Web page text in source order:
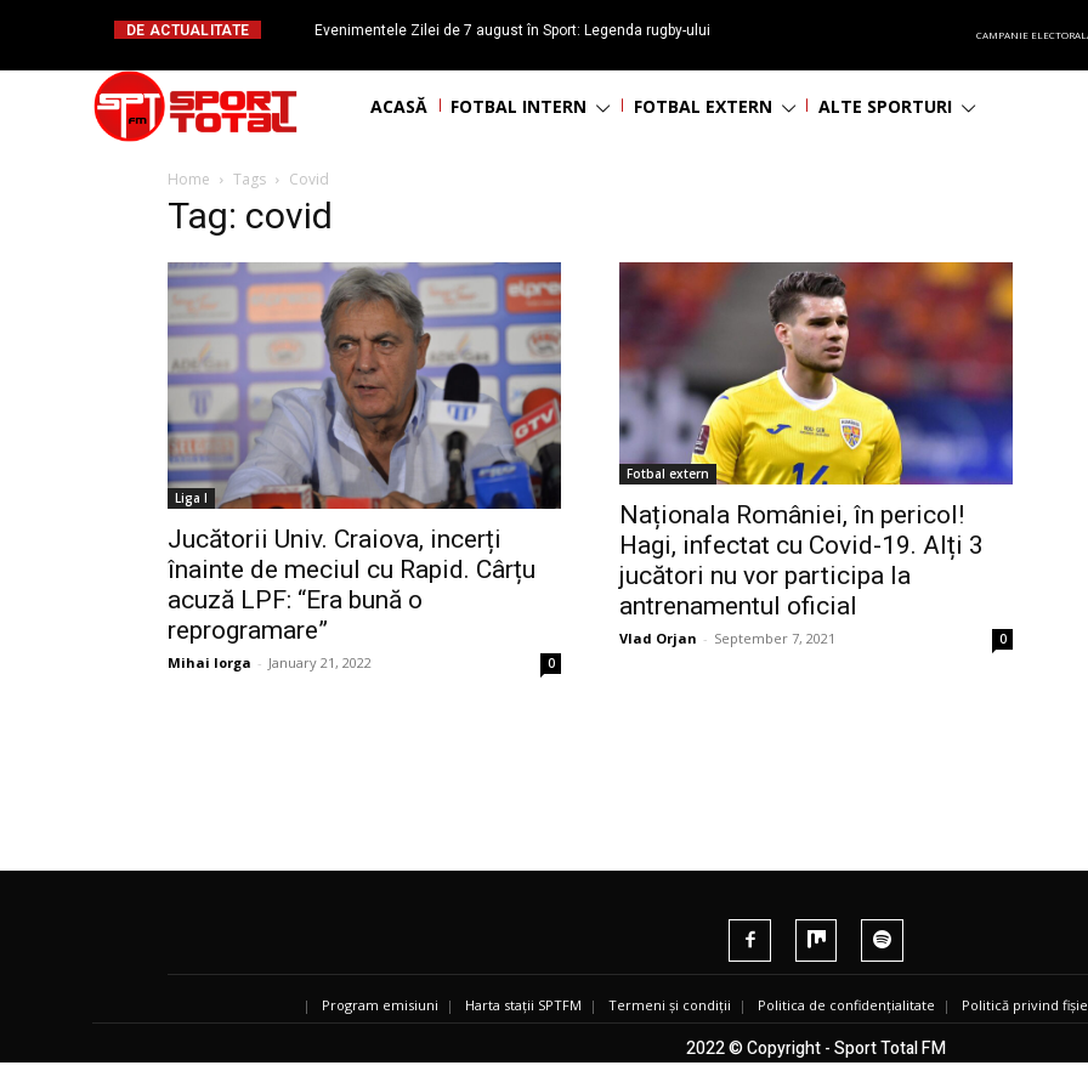
DE ACTUALITATE
Evenimentele Zilei de 7 august în Sport: Legenda rugby-ului
CAMPANIE
ACASĂ FOTBAL INTERN FOTBAL EXTERN ALTE SPORTURI
Home Tags Covid
Tag: covid
Liga I
Jucătorii Univ. Craiova, incerți
înainte de meciul cu Rapid. Cârțu
acuză LPF: “Era bună o
reprogramare”
Mihai Iorga - January 21, 2022 0
Fotbal extern
Naționala României, în pericol!
Hagi, infectat cu Covid-19. Alți 3
jucători nu vor participa la
antrenamentul oficial
Vlad Orjan - September 7, 2021 0
| Program emisiuni | Harta stații SPTFM | Termeni și condiții | Politica de confidențialitate | Politică privind
2022 © Copyright - Sport Total FM